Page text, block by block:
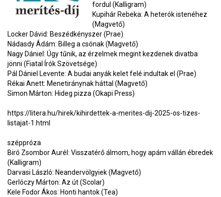
fordul (Kalligram)
Kupihár Rebeka: A heterók istenéhez
(Magvető)
Locker Dávid: Beszédkényszer (Prae)
Nádasdy Ádám: Billeg a csónak (Magvető)
Nagy Dániel: Úgy tűnik, az érzelmek megint kezdenek divatba
jönni (Fiatal Írók Szövetsége)
Pál Dániel Levente: A budai anyák kelet felé indultak el (Prae)
Rékai Anett: Menetiránynak háttal (Magvető)
Simon Márton: Hideg pizza (Okapi Press)
https://litera.hu/hirek/kihirdettek-a-merites-dij-2025-os-tizes-
listajat-1.html
széppróza
Biró Zsombor Aurél: Visszatérő álmom, hogy apám vállán ébredek
(Kalligram)
Darvasi László: Neandervölgyiek (Magvető)
Gerlóczy Márton: Az út (Scolar)
Kele Fodor Ákos: Honti hantok (Tea)